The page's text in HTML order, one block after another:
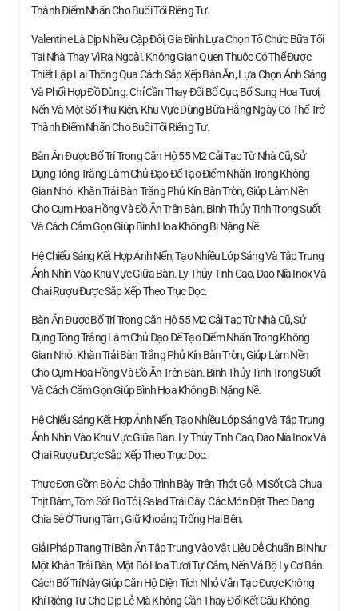
Thành Điểm Nhấn Cho Buổi Tối Riêng Tư.
Valentine Là Dịp Nhiều Cặp Đôi, Gia Đình Lựa Chọn Tổ Chức Bữa Tối
Tại Nhà Thay Vì Ra Ngoài. Không Gian Quen Thuộc Có Thể Được
Thiết Lập Lại Thông Qua Cách Sắp Xếp Bàn Ăn, Lựa Chọn Ánh Sáng
Và Phối Hợp Đồ Dùng. Chỉ Cần Thay Đổi Bố Cục, Bổ Sung Hoa Tươi,
Nến Và Một Số Phụ Kiện, Khu Vực Dùng Bữa Hằng Ngày Có Thể Trở
Thành Điểm Nhấn Cho Buổi Tối Riêng Tư.
Bàn Ăn Được Bố Trí Trong Căn Hộ 55 M2 Cải Tạo Từ Nhà Cũ, Sử
Dụng Tông Trắng Làm Chủ Đạo Để Tạo Điểm Nhấn Trong Không
Gian Nhỏ. Khăn Trải Bàn Trắng Phủ Kín Bàn Tròn, Giúp Làm Nền
Cho Cụm Hoa Hồng Và Đồ Ăn Trên Bàn. Bình Thủy Tinh Trong Suốt
Và Cách Cắm Gọn Giúp Bình Hoa Không Bị Nặng Nề.
Hệ Chiếu Sáng Kết Hợp Ánh Nến, Tạo Nhiều Lớp Sáng Và Tập Trung
Ánh Nhìn Vào Khu Vực Giữa Bàn. Ly Thủy Tinh Cao, Dao Nĩa Inox Và
Chai Rượu Được Sắp Xếp Theo Trục Dọc.
Bàn Ăn Được Bố Trí Trong Căn Hộ 55 M2 Cải Tạo Từ Nhà Cũ, Sử
Dụng Tông Trắng Làm Chủ Đạo Để Tạo Điểm Nhấn Trong Không
Gian Nhỏ. Khăn Trải Bàn Trắng Phủ Kín Bàn Tròn, Giúp Làm Nền
Cho Cụm Hoa Hồng Và Đồ Ăn Trên Bàn. Bình Thủy Tinh Trong Suốt
Và Cách Cắm Gọn Giúp Bình Hoa Không Bị Nặng Nề.
Hệ Chiếu Sáng Kết Hợp Ánh Nến, Tạo Nhiều Lớp Sáng Và Tập Trung
Ánh Nhìn Vào Khu Vực Giữa Bàn. Ly Thủy Tinh Cao, Dao Nĩa Inox Và
Chai Rượu Được Sắp Xếp Theo Trục Dọc.
Thực Đơn Gồm Bò Áp Chảo Trình Bày Trên Thớt Gỗ, Mì Sốt Cà Chua
Thịt Băm, Tôm Sốt Bơ Tỏi, Salad Trái Cây. Các Món Đặt Theo Dạng
Chia Sẻ Ở Trung Tâm, Giữ Khoảng Trống Hai Bên.
Giải Pháp Trang Trí Bàn Ăn Tập Trung Vào Vật Liệu Dễ Chuẩn Bị Như
Một Khăn Trải Bàn, Một Bó Hoa Tươi Tự Cắm, Nến Và Bộ Ly Cơ Bản.
Cách Bố Trí Này Giúp Căn Hộ Diện Tích Nhỏ Vẫn Tạo Được Không
Khí Riêng Tư Cho Dịp Lễ Mà Không Cần Thay Đổi Kết Cấu Không